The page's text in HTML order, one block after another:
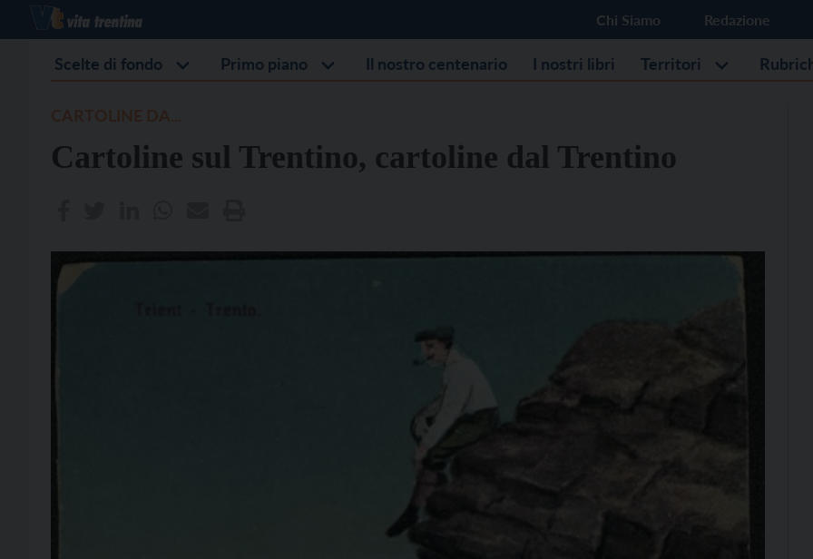
Chi Siamo Redazione
Scelte di fondo Primo piano Il nostro centenario I nostri libri Territori
Cartoline sul Trentino, cartoline dal Trentino